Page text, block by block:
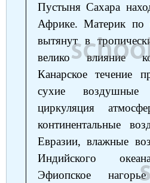
Пустыня Сахара
Африке. Материк по
вытянут в
велико влияние
Канарское течение
сухие
циркуляция
континентальные
Евразии, влажные
Индийского
Эфиопское